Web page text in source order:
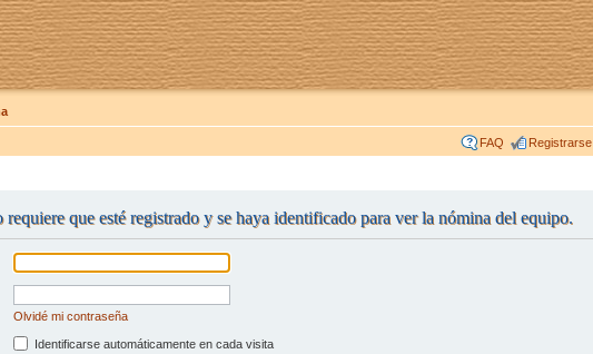
FAQ Registrarse
que esté registrado y se haya identificado para ver la nómina del equipo.
Olvidé mi contraseña
Identificarse automáticamente en cada visita